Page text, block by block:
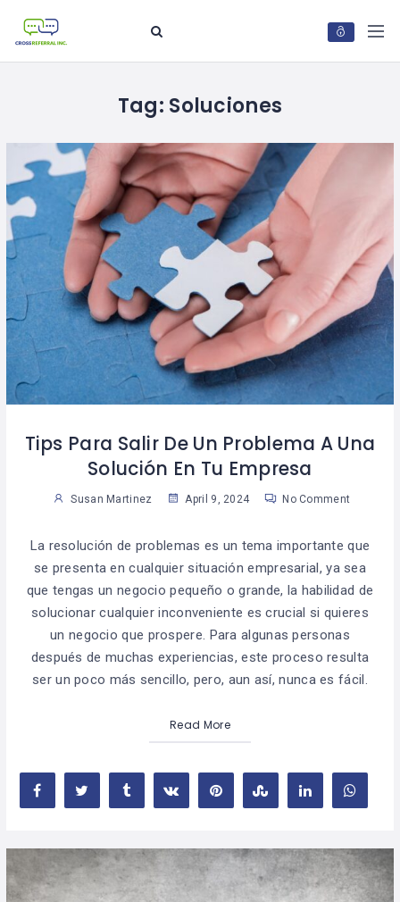
Tag: Soluciones
Tips Para Salir De Un Problema A Una
Solución En Tu Empresa
Susan Martinez April 9, 2024 No Comment
La resolución de problemas es un tema importante que
se presenta en cualquier situación empresarial, ya sea
que tengas un negocio pequeño o grande, la habilidad de
solucionar cualquier inconveniente es crucial si quieres
un negocio que prospere. Para algunas personas
después de muchas experiencias, este proceso resulta
ser un poco más sencillo, pero, aun así, nunca es fácil.
Read More